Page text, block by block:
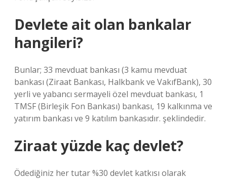
Devlete ait olan bankalar
hangileri?
Bunlar; 33 mevduat bankası (3 kamu mevduat
bankası (Ziraat Bankası, Halkbank ve VakıfBank), 30
yerli ve yabancı sermayeli özel mevduat bankası, 1
TMSF (Birleşik Fon Bankası) bankası, 19 kalkınma ve
yatırım bankası ve 9 katılım bankasıdır. şeklindedir.
Ziraat yüzde kaç devlet?
Ödediğiniz her tutar %30 devlet katkısı olarak